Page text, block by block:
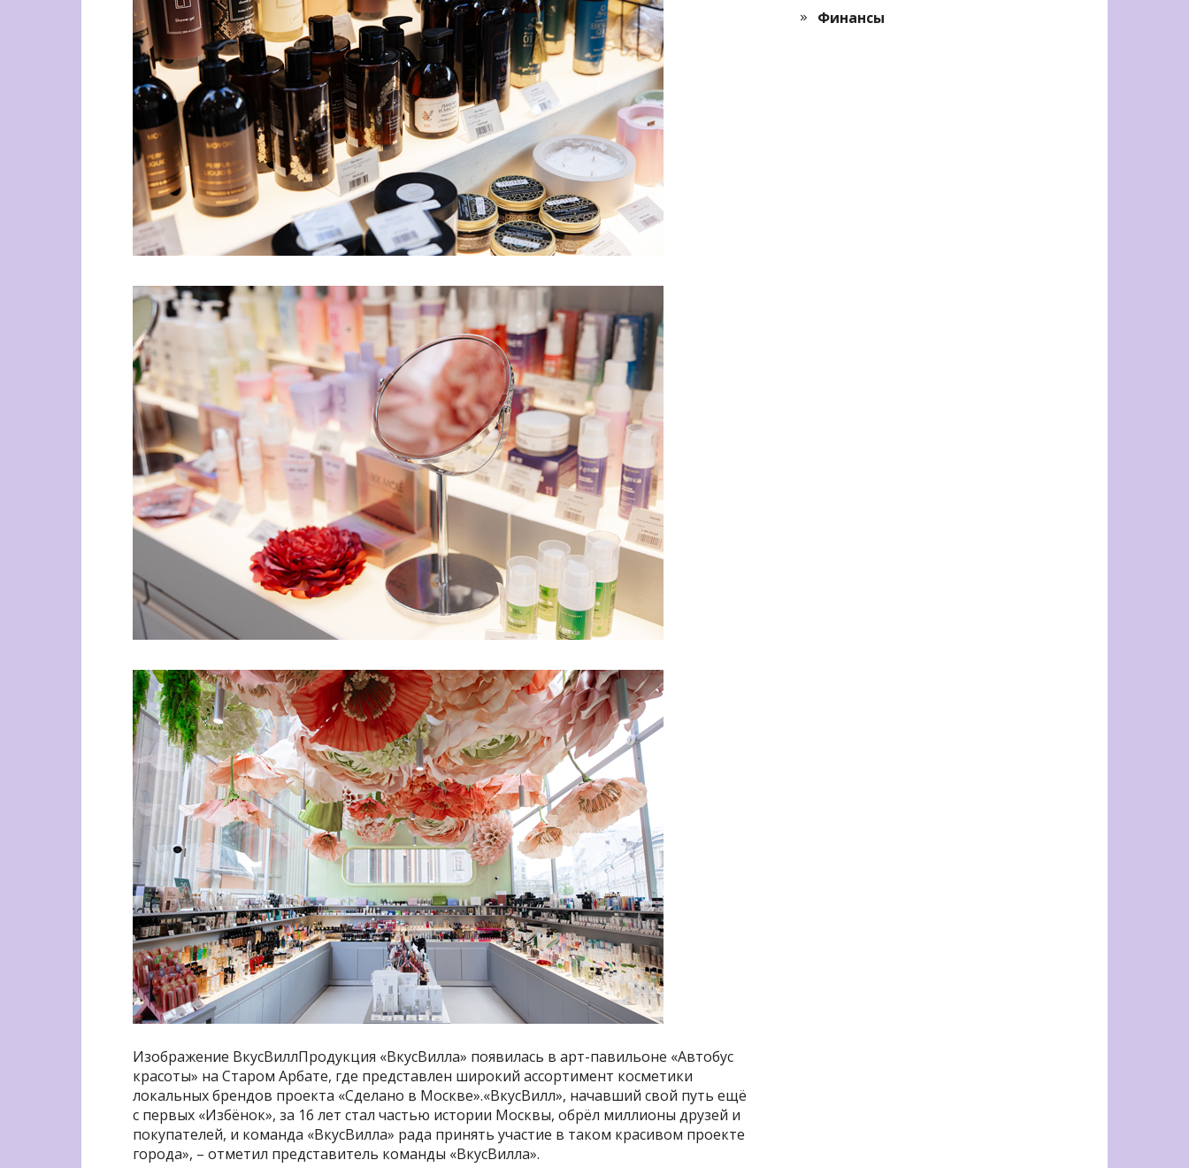
Изображение ВкусВиллПродукция «ВкусВилла» появилась в арт-павильоне «Автобус
красоты» на Старом Арбате, где представлен широкий ассортимент косметики
локальных брендов проекта «Сделано в Москве».«ВкусВилл», начавший свой путь ещё
с первых «Избёнок», за 16 лет стал частью истории Москвы, обрёл миллионы друзей и
покупателей, и команда «ВкусВилла» рада принять участие в таком красивом проекте
города», – отметил представитель команды «ВкусВилла».
Финансы